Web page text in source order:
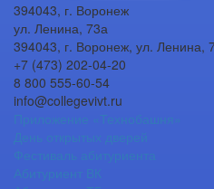
394043, г. Воронеж
ул. Ленина, 73а
394043, г. Воронеж, ул. Ленина,
+7 (473) 202-04-20
8 800 555-60-54
info@collegevivt.ru
Приложение «Технобашня»
День открытых дверей
Фестиваль абитуриента
Абитуриент ВК